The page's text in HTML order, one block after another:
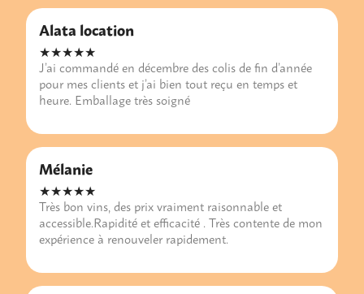
Alata location
★★★★★
J’ai commandé en décembre des colis de fin d’année
pour mes clients et j’ai bien tout reçu en temps et
heure. Emballage très soigné
Mélanie
★★★★★
Très bon vins, des prix vraiment raisonnable et
accessible.Rapidité et efficacité . Très contente de mon
expérience à renouveler rapidement.